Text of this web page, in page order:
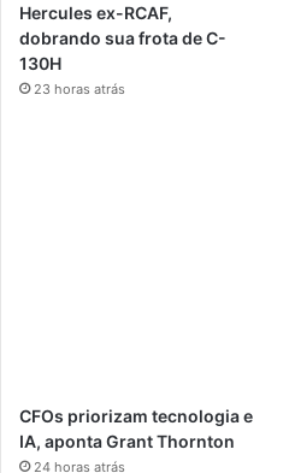
Hercules ex-RCAF,
dobrando sua frota de C-
130H
23 horas atrás
CFOs priorizam tecnologia e
IA, aponta Grant Thornton
24 horas atrás